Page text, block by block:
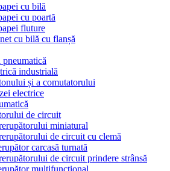
cu bilă
cu poartă
fluture
cu bilă cu flanșă
industrială
și a comutatorului
electrice
de circuit
miniatural
de circuit cu clemă
carcasă turnată
de circuit prindere strânsă
multifuncțional